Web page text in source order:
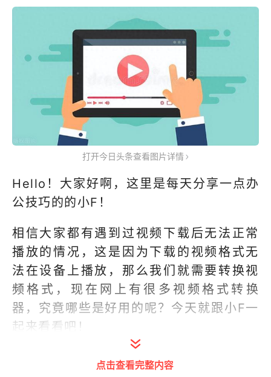
打开今日头条查看图片详情
Hello！大家好啊，这里是每天分享一点办
公技巧的的小F！
相信大家都有遇到过视频下载后无法正常
播放的情况，这是因为下载的视频格式无
法在设备上播放，那么我们就需要转换视
频格式，现在网上有很多视频格式转换
器，究竟哪些是好用的呢？今天就跟小F一
起来看看吧！
01迅捷视频转换器
点击查看完整内容